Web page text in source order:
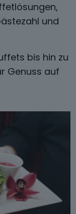
und
bis hin zu
Genuss auf